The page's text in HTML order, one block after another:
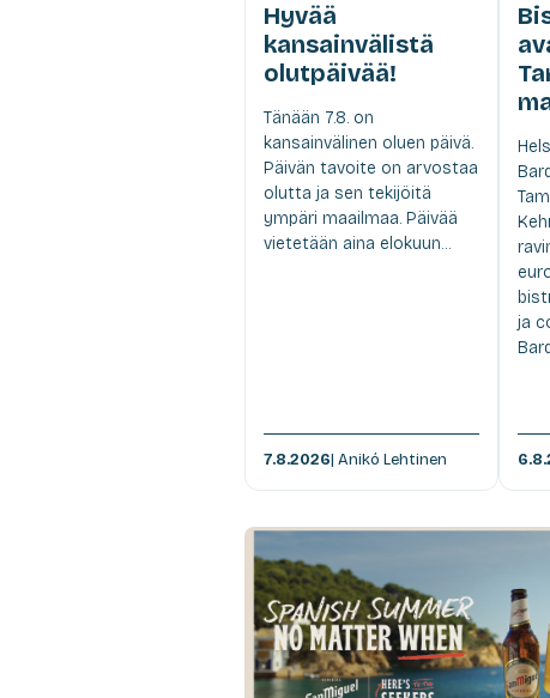
Hyvää
kansainvälistä
olutpäivää!
Tänään 7.8. on
kansainvälinen oluen päivä.
Päivän tavoite on arvostaa
olutta ja sen tekijöitä
ympäri maailmaa. Päivää
vietetään aina elokuun...
7.8.2026| Anikó Lehtinen
ja